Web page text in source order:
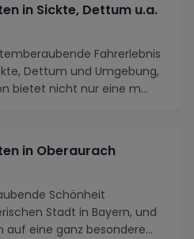
in Sickte, Dettum u.a.
Fahrerlebnis
Dettum und Umgebung,
bietet nicht nur eine m...
in Oberaurach
Schönheit
Stadt in Bayern, und
auf eine ganz besondere